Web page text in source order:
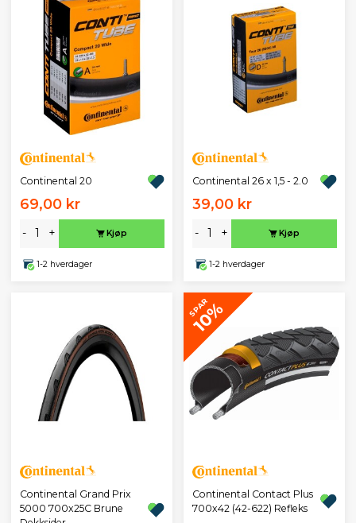
Continental 20
69,00 kr
- + Kjøp
1-2 hverdager
Continental 26 x 1,5 - 2.0
39,00 kr
- + Kjøp
1-2 hverdager
Continental Grand Prix
5000 700x25C Brune
SPAR
10%
Continental Contact Plus
700x42 (42-622) Refleks